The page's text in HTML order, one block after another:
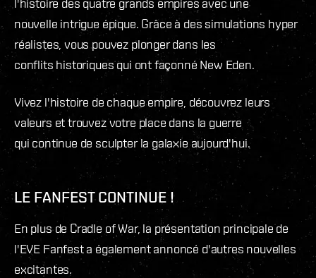
nouvelle intrigue épique. Grâce à des simulations hyper
réalistes, vous pouvez plonger dans les
conflits historiques qui ont façonné New Eden.
Vivez l'histoire de chaque empire, découvrez leurs
valeurs et trouvez votre place dans la guerre
qui continue de sculpter la galaxie aujourd'hui.
LE FANFEST CONTINUE !
En plus de Cradle of War, la présentation principale de
l'EVE Fanfest a également annoncé d'autres nouvelles
excitantes.